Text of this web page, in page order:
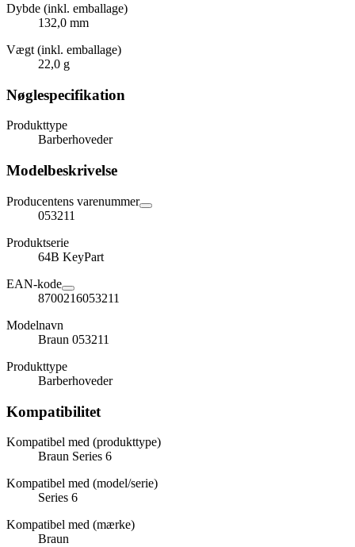
Dybde (inkl. emballage)
132,0 mm
Vægt (inkl. emballage)
22,0 g
Nøglespecifikation
Produkttype
Barberhoveder
Modelbeskrivelse
Producentens varenummer
053211
Produktserie
64B KeyPart
EAN-kode
8700216053211
Modelnavn
Braun 053211
Produkttype
Barberhoveder
Kompatibilitet
Kompatibel med (produkttype)
Braun Series 6
Kompatibel med (model/serie)
Series 6
Kompatibel med (mærke)
Braun